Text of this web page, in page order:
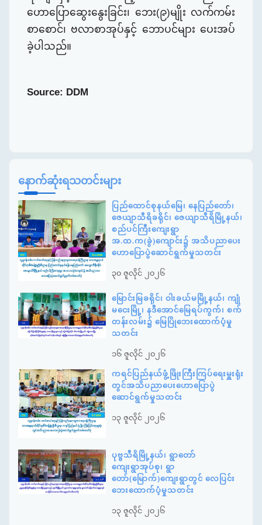
ဟောပြောဆွေးနွေးခြင်း၊ ဘေး(၉)မျိုး လက်ကမ်း
စာစောင်၊ ဗလာစာအုပ်နှင့် ဘောပင်များ ပေးအပ်
ခဲ့ပါသည်။
Source: DDM
နောက်ဆုံးရသတင်းများ
ပြည်ထောင်စုနယ်မြေ၊ နေပြည်တော်၊
ဇေယျာသီရိခရိုင်၊ ဇေယျာသီရိမြို့နယ်၊
စည်ပင်ကြီးကျေးရွာ
အ.ထ.က(ခွဲ)ကျောင်း၌ အသိပညာပေး
ဟောပြောပွဲဆောင်ရွက်မှုသတင်း
၃၀ ဇူလိုင် ၂၀၂၆
မြောင်းမြခရိုင်၊ ဝါးခယ်မမြို့နယ်၊ ကျုံ
မငေးမြို့၊ နဒီအောင်မြေရပ်ကွက်၊ စက်
တန်းလမ်း၌ မြေပြိုဘေးထောက်ပံ့မှု
သတင်း
၁၆ ဇူလိုင် ၂၀၂၆
ကရင်ပြည်နယ်ဖွံ့ဖြိုးကြီးကြပ်ရေးမှူးရုံး
တွင်အသိပညာပေးဟောပြောပွဲ
ဆောင်ရွက်မှုသတင်း
၁၃ ဇူလိုင် ၂၀၂၆
ပုဗ္ဗသီရိမြို့နယ်၊ ရွာတော်
ကျေးရွာအုပ်စု၊ ရွာ
တော်(မြောက်)ကျေးရွာတွင် လေပြင်း
ဘေးထောက်ပံ့မှုသတင်း
၁၃ ဇူလိုင် ၂၀၂၆